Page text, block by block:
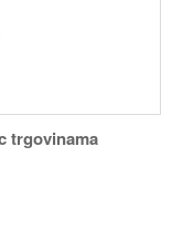
trgovinama